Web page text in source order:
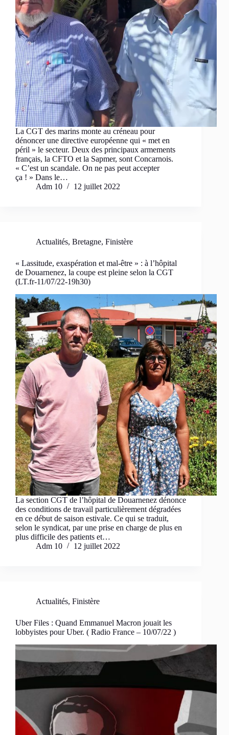
​La CGT des marins monte au créneau pour
dénoncer une directive européenne qui « met en
péril » le secteur. Deux des principaux armements
français, la CFTO et la Sapmer, sont Concarnois.
« C’est un scandale. On ne pas peut accepter
ça ! » Dans le…
Adm 10
12 juillet 2022
Actualités, Bretagne, Finistère
« Lassitude, exaspération et mal-être » : à l’hôpital
de Douarnenez, la coupe est pleine selon la CGT
(LT.fr-11/07/22-19h30)
La section CGT de l’hôpital de Douarnenez dénonce
des conditions de travail particulièrement dégradées
en ce début de saison estivale. Ce qui se traduit,
selon le syndicat, par une prise en charge de plus en
plus difficile des patients et…
Adm 10
12 juillet 2022
Actualités, Finistère
Uber Files : Quand Emmanuel Macron jouait les
lobbyistes pour Uber. ( Radio France – 10/07/22 )